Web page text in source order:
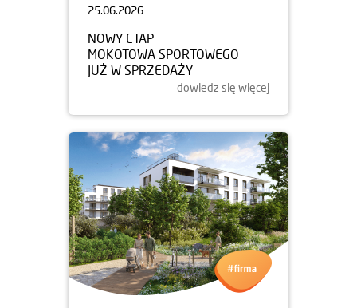
25.06.2026
NOWY ETAP
MOKOTOWA SPORTOWEGO
JUŻ W SPRZEDAŻY
dowiedz się więcej